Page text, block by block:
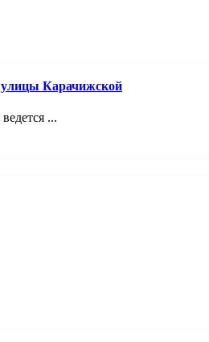
улицы Карачижской
...